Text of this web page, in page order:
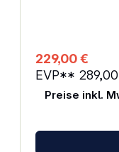
Pop-Filter
Aufnahmen, die
Vielseitig für
akustische
Verstärker – mit
sich das
229,00 €
EVP**
Preise inkl.